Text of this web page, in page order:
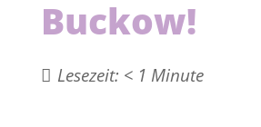
Buckow!
Lesezeit: < 1 Minute